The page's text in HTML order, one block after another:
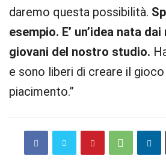
daremo questa possibilità.
esempio. E’ un’idea nata
giovani del nostro studio.
e sono liberi di creare il
piacimento.”